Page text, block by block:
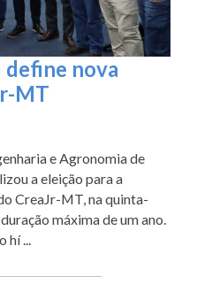
nova
MT
e Agronomia de
a eleição para a
CreaJr-MT, na quinta-
máxima de um ano.
hí ...